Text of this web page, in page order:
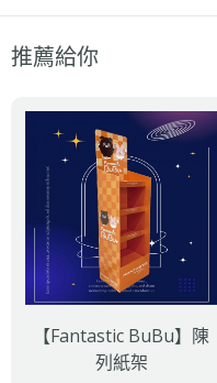
推薦給你
【Fantastic BuBu】陳
列紙架